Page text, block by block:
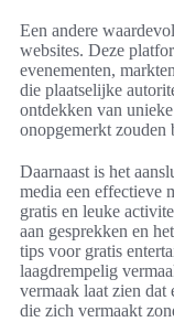
Een andere
websites. Deze
evenementen,
die plaatselijke
ontdekken van
onopgemerkt zouden
Daarnaast is het
media een effectieve
gratis en leuke
aan gesprekken en
tips voor gratis
laagdrempelig
vermaak laat zien
die zich vermaakt